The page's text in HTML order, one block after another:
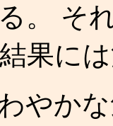
。 そ
果に
やか